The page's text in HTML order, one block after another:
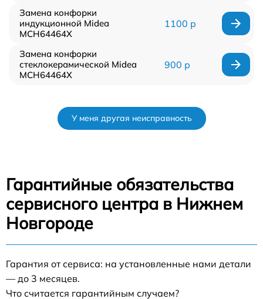
Замена конфорки
индукционной Midea
MCH64464X
1100 р
Замена конфорки
стеклокерамической Midea
MCH64464X
900 р
У меня другая неисправность
Гарантийные обязательства
сервисного центра в Нижнем
Новгороде
Гарантия от сервиса: на установленные нами детали
— до 3 месяцев.
Что считается гарантийным случаем?